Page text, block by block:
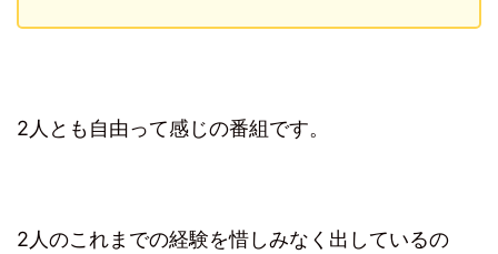
2人とも自由って感じの番組です。
2人のこれまでの経験を惜しみなく出しているの